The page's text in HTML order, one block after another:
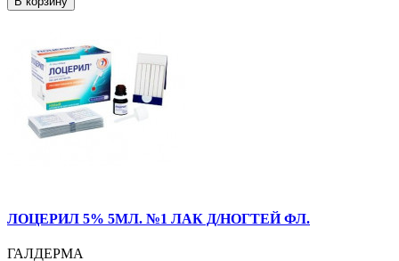
ЛОЦЕРИЛ 5% 5МЛ. №1 ЛАК Д/НОГТЕЙ ФЛ.
ГАЛДЕРМА